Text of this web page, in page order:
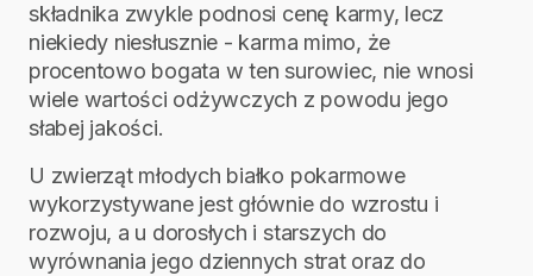
składnika zwykle podnosi cenę karmy, lecz
niekiedy niesłusznie - karma mimo, że
procentowo bogata w ten surowiec, nie wnosi
wiele wartości odżywczych z powodu jego
słabej jakości.
U zwierząt młodych białko pokarmowe
wykorzystywane jest głównie do wzrostu i
rozwoju, a u dorosłych i starszych do
wyrównania jego dziennych strat oraz do